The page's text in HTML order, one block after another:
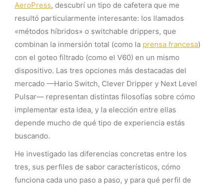
AeroPress, descubrí un tipo de cafetera que me
resultó particularmente interesante: los llamados
«métodos híbridos» o switchable drippers, que
combinan la inmersión total (como la prensa francesa)
con el goteo filtrado (como el V60) en un mismo
dispositivo. Las tres opciones más destacadas del
mercado —Hario Switch, Clever Dripper y Next Level
Pulsar— representan distintas filosofías sobre cómo
implementar esta idea, y la elección entre ellas
depende mucho de qué tipo de experiencia estás
buscando.
He investigado las diferencias concretas entre los
tres, sus perfiles de sabor característicos, cómo
funciona cada uno paso a paso, y para qué perfil de